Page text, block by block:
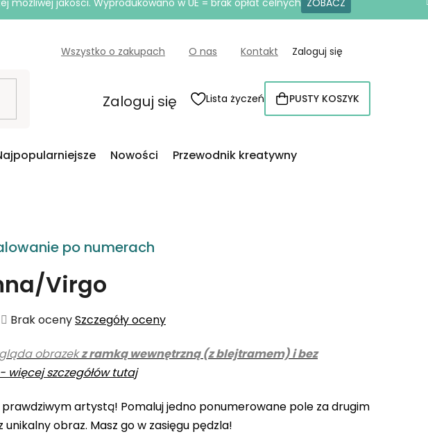
jakości. Wyprodukowano w UE = brak opłat celnych ZOBACZ
Wszystko o zakupach O nas Kontakt Zaloguj się
Zaloguj się Lista życzeń KOSZYK
PUSTY KOSZYK
Nowości Przewodnik kreatywny
po numerach
Virgo
Średnia
produktu
wynosi
na
5
Brak ocenySzczegóły oceny
obrazekz ramką wewnętrzną (z blejtramem) i bez
więcej szczegółów tutaj
prawdziwym artystą! Pomaluj jedno ponumerowane pole za drugim
unikalny obraz. Masz go w zasięgu pędzla!